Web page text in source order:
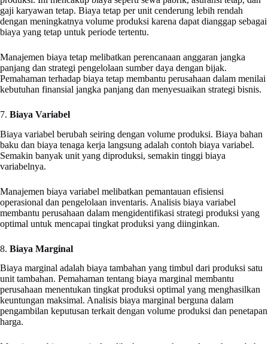
gaji karyawan tetap. Biaya tetap per unit cenderung lebih rendah
dengan meningkatnya volume produksi karena dapat dianggap sebagai
biaya yang tetap untuk periode tertentu.
Manajemen biaya tetap melibatkan perencanaan anggaran jangka
panjang dan strategi pengelolaan sumber daya dengan bijak.
Pemahaman terhadap biaya tetap membantu perusahaan dalam menilai
kebutuhan finansial jangka panjang dan menyesuaikan strategi bisnis.
7. Biaya Variabel
Biaya variabel berubah seiring dengan volume produksi. Biaya bahan
baku dan biaya tenaga kerja langsung adalah contoh biaya variabel.
Semakin banyak unit yang diproduksi, semakin tinggi biaya
variabelnya.
Manajemen biaya variabel melibatkan pemantauan efisiensi
operasional dan pengelolaan inventaris. Analisis biaya variabel
membantu perusahaan dalam mengidentifikasi strategi produksi yang
optimal untuk mencapai tingkat produksi yang diinginkan.
8. Biaya Marginal
Biaya marginal adalah biaya tambahan yang timbul dari produksi satu
unit tambahan. Pemahaman tentang biaya marginal membantu
perusahaan menentukan tingkat produksi optimal yang menghasilkan
keuntungan maksimal. Analisis biaya marginal berguna dalam
pengambilan keputusan terkait dengan volume produksi dan penetapan
harga.